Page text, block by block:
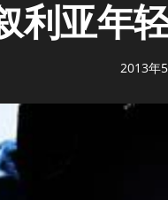
利亚年
2013年